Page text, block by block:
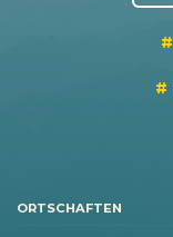
ORTSCHAFTEN